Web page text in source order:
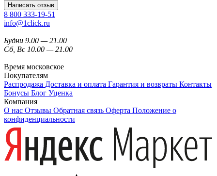
Написать отзыв
8 800 333-19-51
info@1click.ru
Будни 9.00 — 21.00
Сб, Вс 10.00 — 21.00
Время московское
Покупателям
Распродажа Доставка и оплата Гарантия и возвраты Контакты
Бонусы Блог Уценка
Компания
О нас Отзывы Обратная связь Оферта Положение о
конфиденциальности